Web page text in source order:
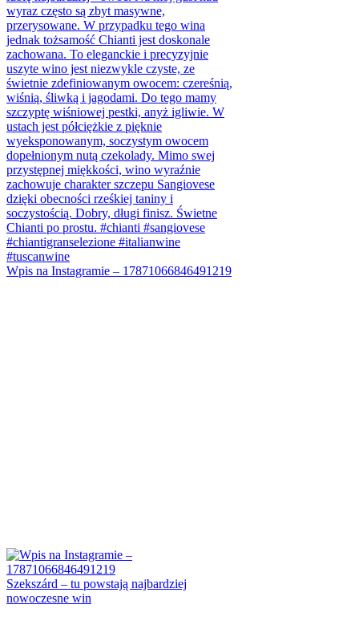
Wpis na Instagramie – 17871066846491219
Szekszárd – tu powstają najbardziej
nowoczesne win